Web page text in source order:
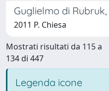
Guglielmo di
2011 P. Chiesa
Mostrati risultati da 115 a
134 di 447
Legenda icone